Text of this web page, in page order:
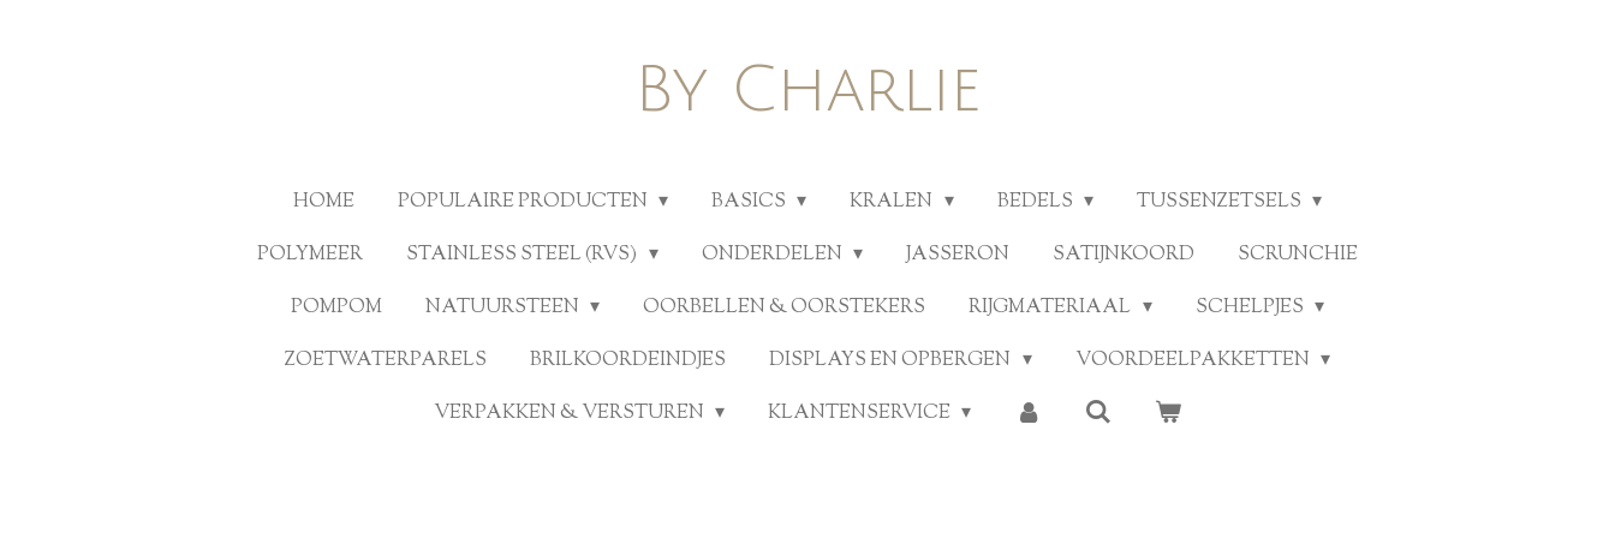
By Charlie
HOME POPULAIRE PRODUCTEN BASICS KRALEN BEDELS
TUSSENZETSELS
POLYMEER
STAINLESS STEEL (RVS) ONDERDELEN JASSERON SATIJNKOORD
SCRUNCHIE
POMPOM
NATUURSTEEN OORBELLEN & OORSTEKERS RIJGMATERIAAL
SCHELPJES
ZOETWATERPARELS
BRILKOORDEINDJES DISPLAYS EN OPBERGEN
VOORDEELPAKKETTEN
VERPAKKEN & VERSTUREN
KLANTENSERVICE